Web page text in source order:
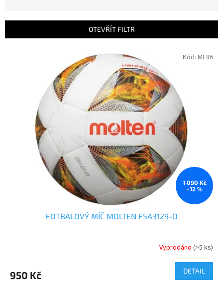
í
OTEVŘÍT FILTR
1 090 Kč
–12 %
FOTBALOVÝ MÍČ MOLTEN F5A3129-O
Vyprodáno (>5 ks)
950 Kč DETAIL
Kód: MF86